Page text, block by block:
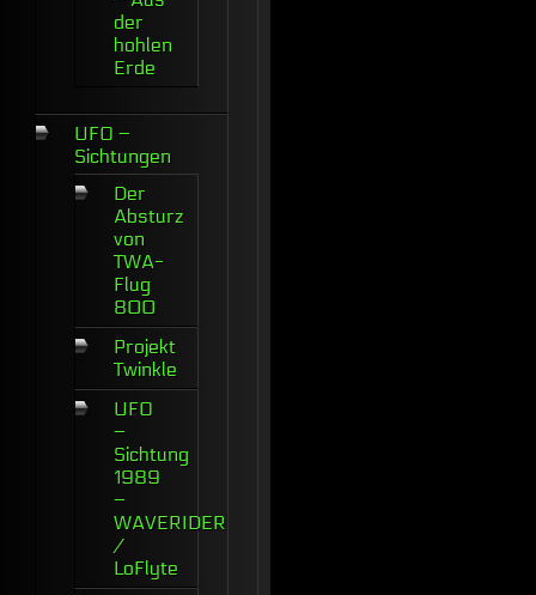
der
hohlen
Erde
UFO –
Sichtungen
Der
Absturz
von
TWA-
Flug
800
Projekt
Twinkle
UFO
–
Sichtung
1989
–
WAVERIDER
/
LoFlyte